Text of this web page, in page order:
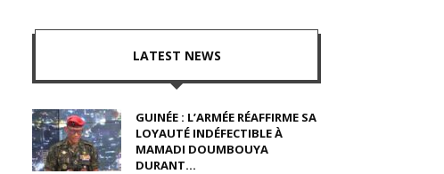
LATEST NEWS
GUINÉE : L’ARMÉE RÉAFFIRME SA
LOYAUTÉ INDÉFECTIBLE À
MAMADI DOUMBOUYA
DURANT...